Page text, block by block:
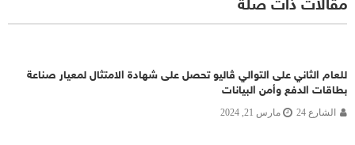
مقالات ذات صلة
للعام الثاني على التوالي ڤاليو تحصل على شهادة الامتثال لمعيار صناعة
بطاقات الدفع وأمن البيانات
الشارع 24 مارس 21, 2024